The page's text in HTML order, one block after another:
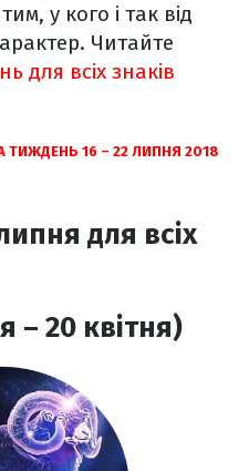
у кого і так від
Читайте
для всіх знаків
ТИЖДЕНЬ 16 – 22 ЛИПНЯ 2018
для всіх
– 20 квітня)